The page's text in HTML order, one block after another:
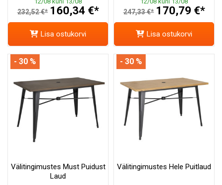
232,52 €* 160,34 €*
Lisa ostukorvi
247,33 €* 170,79 €*
Lisa ostukorvi
Välitingimustes Must Puidust
Laud
- 30 %
Välitingimustes Hele Puitlaud
- 30 %